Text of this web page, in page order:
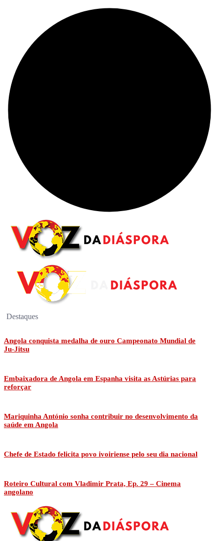
Destaques
Angola conquista medalha de ouro Campeonato Mundial de
Ju-Jitsu
Embaixadora de Angola em Espanha visita as Astúrias para
reforçar
Mariquinha António sonha contribuir no desenvolvimento da
saúde em Angola
Chefe de Estado felicita povo ivoiriense pelo seu dia nacional
Roteiro Cultural com Vladimir Prata, Ep. 29 – Cinema
angolano